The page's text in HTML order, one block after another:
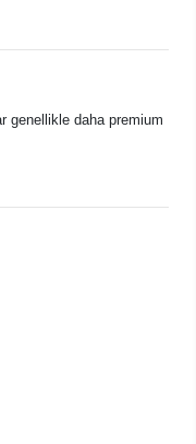
genellikle daha premium